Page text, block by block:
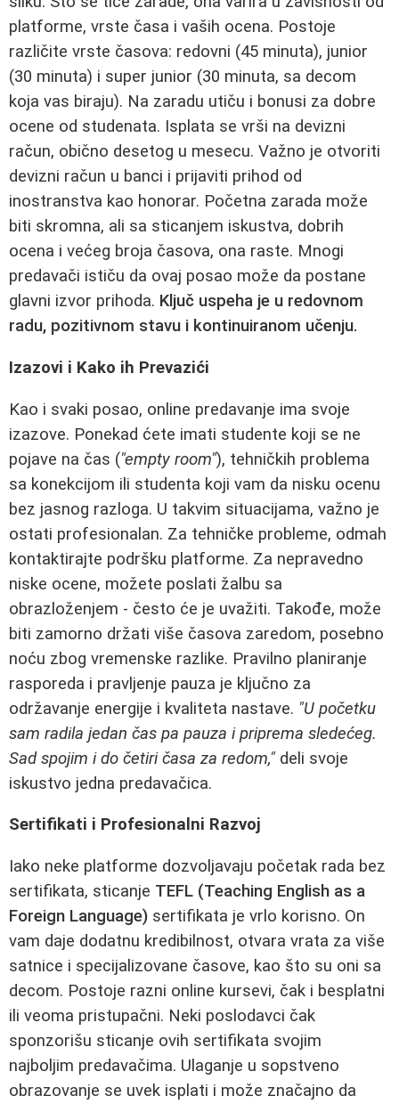
platforme, vrste časa i vaših ocena. Postoje
različite vrste časova: redovni (45 minuta), junior
(30 minuta) i super junior (30 minuta, sa decom
koja vas biraju). Na zaradu utiču i bonusi za dobre
ocene od studenata. Isplata se vrši na devizni
račun, obično desetog u mesecu. Važno je otvoriti
devizni račun u banci i prijaviti prihod od
inostranstva kao honorar. Početna zarada može
biti skromna, ali sa sticanjem iskustva, dobrih
ocena i većeg broja časova, ona raste. Mnogi
predavači ističu da ovaj posao može da postane
glavni izvor prihoda. Ključ uspeha je u redovnom
radu, pozitivnom stavu i kontinuiranom učenju.
Izazovi i Kako ih Prevazići
Kao i svaki posao, online predavanje ima svoje
izazove. Ponekad ćete imati studente koji se ne
pojave na čas ("empty room"), tehničkih problema
sa konekcijom ili studenta koji vam da nisku ocenu
bez jasnog razloga. U takvim situacijama, važno je
ostati profesionalan. Za tehničke probleme, odmah
kontaktirajte podršku platforme. Za nepravedno
niske ocene, možete poslati žalbu sa
obrazloženjem - često će je uvažiti. Takođe, može
biti zamorno držati više časova zaredom, posebno
noću zbog vremenske razlike. Pravilno planiranje
rasporeda i pravljenje pauza je ključno za
održavanje energije i kvaliteta nastave. "U početku
sam radila jedan čas pa pauza i priprema sledećeg.
Sad spojim i do četiri časa za redom," deli svoje
iskustvo jedna predavačica.
Sertifikati i Profesionalni Razvoj
Iako neke platforme dozvoljavaju početak rada bez
sertifikata, sticanje TEFL (Teaching English as a
Foreign Language) sertifikata je vrlo korisno. On
vam daje dodatnu kredibilnost, otvara vrata za više
satnice i specijalizovane časove, kao što su oni sa
decom. Postoje razni online kursevi, čak i besplatni
ili veoma pristupačni. Neki poslodavci čak
sponzorišu sticanje ovih sertifikata svojim
najboljim predavačima. Ulaganje u sopstveno
obrazovanje se uvek isplati i može značajno da